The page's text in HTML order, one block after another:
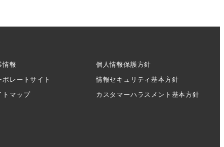
情報
ポレートサイト
トマップ
個人情報保護方針
情報セキュリティ基本方針
カスタマーハラスメント基本方針